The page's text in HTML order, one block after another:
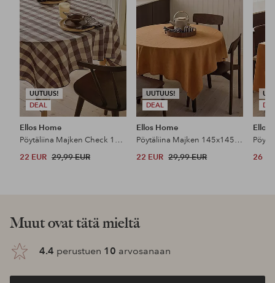
UUTUUS!
DEAL
Ellos Home
Pöytäliina Majken Check 145x145 cm
22 EUR 29,99 EUR
UUTUUS!
DEAL
Ellos Home
Pöytäliina Majken 145x145 cm
22 EUR 29,99 EUR
Ellos
26
Muut ovat tätä mieltä
4.4 perustuen 10 arvosanaan